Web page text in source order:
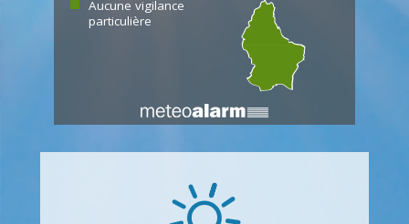
Aucune vigilance
particulière